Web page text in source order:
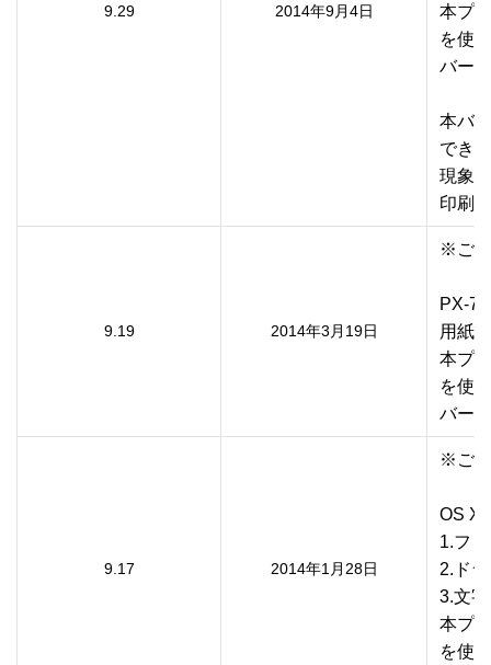
9.29 2014年9月4日
本プ
を使
バー
本バ
でき
現象
印刷
9.19 2014年3月19日
※ご利
PX-
用紙
本プ
を使
バー
9.17 2014年1月28日
※ご利
OS
1.フ
2.ド
3.文
本プ
を使